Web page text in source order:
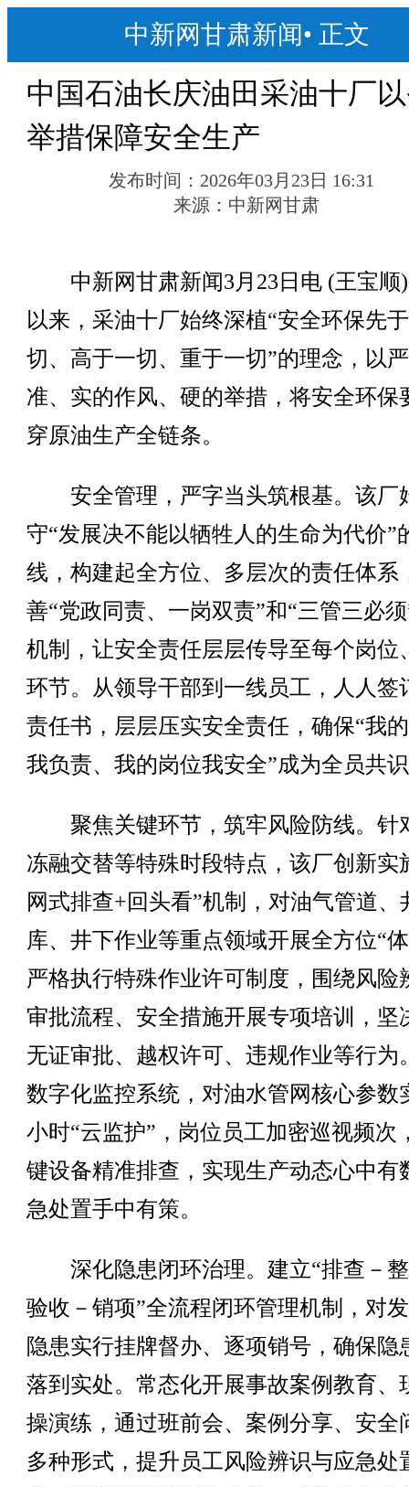
中新网甘肃新闻• 正文
中国石油长庆油田采油十厂
举措保障安全生产
发布时间： 2026年03月23日 16:31
来源： 中新网甘肃
中新网甘肃新闻3月23日电 (王宝顺
以来，采油十厂始终深植“安全环保先
切、高于一切、重于一切”的理念，以
准、实的作风、硬的举措，将安全环保
穿原油生产全链条。
安全管理，严字当头筑根基。该厂
守“发展决不能以牺牲人的生命为代价”
线，构建起全方位、多层次的责任体系
善“党政同责、一岗双责”和“三管三必
机制，让安全责任层层传导至每个岗位
环节。从领导干部到一线员工，人人签
责任书，层层压实安全责任，确保“我
我负责、我的岗位我安全”成为全员共
聚焦关键环节，筑牢风险防线。针
冻融交替等特殊时段特点，该厂创新实
网式排查+回头看”机制，对油气管道、
库、井下作业等重点领域开展全方位“
严格执行特殊作业许可制度，围绕风险
审批流程、安全措施开展专项培训，坚
无证审批、越权许可、违规作业等行为
数字化监控系统，对油水管网核心参数
小时“云监护”，岗位员工加密巡视频次
键设备精准排查，实现生产动态心中有
急处置手中有策。
深化隐患闭环治理。建立“排查－
验收－销项”全流程闭环管理机制，对
隐患实行挂牌督办、逐项销号，确保隐
落到实处。常态化开展事故案例教育、
操演练，通过班前会、案例分享、安全
多种形式，提升员工风险辨识与应急处